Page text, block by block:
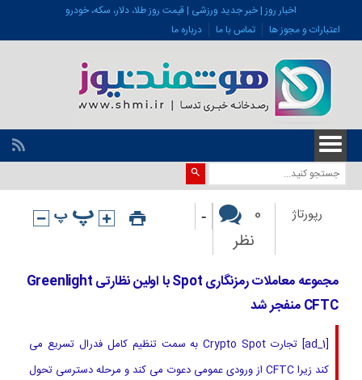
اخبار روز | خبر جدید ورزشی | قیمت روز طلا، دلار، سکه، خودرو
اعتبارات و مجوز ها
تماس با ما درباره ما
رپورتاژ
0
نظر
-
مجموعه معاملات رمزنگاری Spot با اولین نظارتی Greenlight
CFTC منفجر شد
[ad_1] تجارت Crypto Spot به سمت تنظیم کامل فدرال تسریع می
کند زیرا CFTC از ورودی عمومی دعوت می کند و مرحله دسترسی تحول